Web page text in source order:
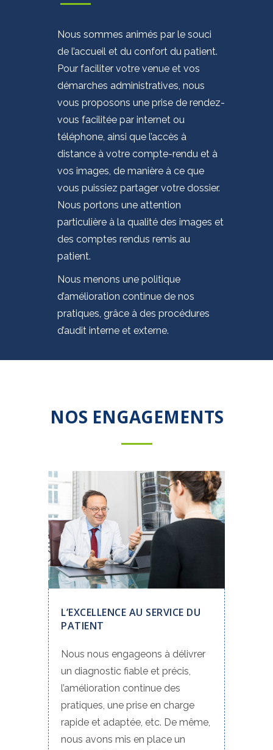
Nous sommes animés par le souci
de l’accueil et du confort du patient.
Pour faciliter votre venue et vos
démarches administratives, nous
vous proposons une prise de rendez-
vous facilitée par internet ou
téléphone, ainsi que l’accès à
distance à votre compte-rendu et à
vos images, de manière à ce que
vous puissiez partager votre dossier.
Nous portons une attention
particulière à la qualité des images et
des comptes rendus remis au
patient.
Nous menons une politique
d’amélioration continue de nos
pratiques, grâce à des procédures
d’audit interne et externe.
NOS ENGAGEMENTS
L’EXCELLENCE AU SERVICE DU
PATIENT
Nous nous engageons à délivrer
un diagnostic fiable et précis,
l’amélioration continue des
pratiques, une prise en charge
rapide et adaptée, etc. De même,
nous avons mis en place un